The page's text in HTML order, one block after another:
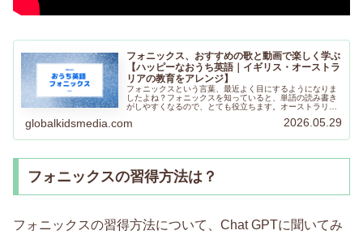
フォニックス、おすすめの歌と動画で楽しく学ぶ
【ハッピーなおうち英語｜イギリス・オーストラ
リアの教育をアレンジ】
フォニックスという言葉、最近よく目にするようになりま
したよね？フォニックスを知っていると、単語の読み書き
がしやすくなるので、とても役立ちます。オーストラリア
えている文字と音を組み合わせる方法です。
globalkidsmedia.com 2026.05.29
フォニックスの習得方法は？
フォニックスの習得方法について、Chat GPTに聞いてみ